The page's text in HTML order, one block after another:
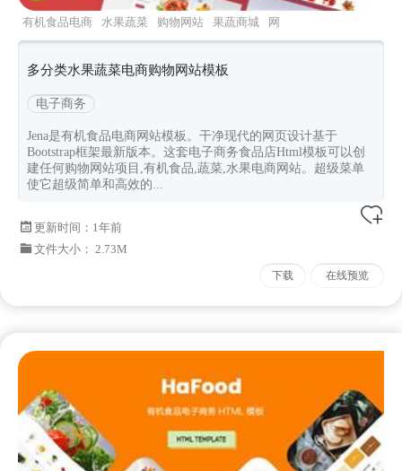
有机食品电商 水果蔬菜 购物网站 果蔬商城
网
上超市
多分类水果蔬菜电商购物网站模板
电子商务
Jena是有机食品电商网站模板。干净现代的网页设计基于
Bootstrap框架最新版本。这套电子商务食品店Html模板可以创
建任何购物网站项目,有机食品,蔬菜,水果电商网站。超级菜单
使它超级简单和高效的...
更新时间： 1年前
文件大小： 2.73M
下载 在线预览